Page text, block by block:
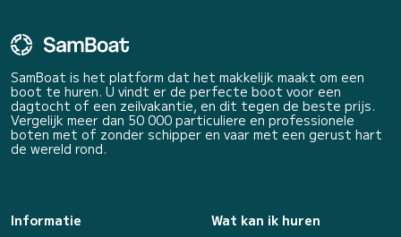
SamBoat is het platform dat het makkelijk maakt om een
boot te huren. U vindt er de perfecte boot voor een
dagtocht of een zeilvakantie, en dit tegen de beste prijs.
Vergelijk meer dan 50 000 particuliere en professionele
boten met of zonder schipper en vaar met een gerust hart
de wereld rond.
Informatie
Wat kan ik huren